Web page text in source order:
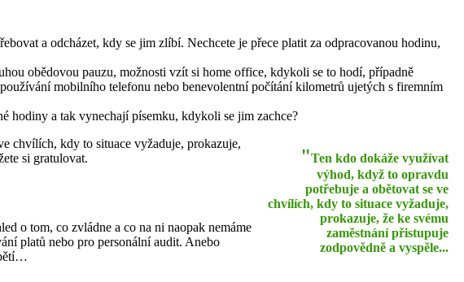
a odcházet, kdy se jim zlíbí. Nechcete je přece platit za odpracovanou hodinu,
obědovou pauzu, možnosti vzít si home office, kdykoli se to hodí, případně
mobilního telefonu nebo benevolentní počítání kilometrů ujetých s firemním
hodiny a tak vynechají písemku, kdykoli se jim zachce?
"Ten kdo dokáže využívat
výhod, když to opravdu
potřebuje a obětovat se ve
chvílích, kdy to situace vyžaduje,
prokazuje, že ke svému
zaměstnání přistupuje
zodpovědně a vyspěle...
chvílích, kdy to situace vyžaduje, prokazuje,
si gratulovat.
o tom, co zvládne a co na ni naopak nemáme
platů nebo pro personální audit. Anebo